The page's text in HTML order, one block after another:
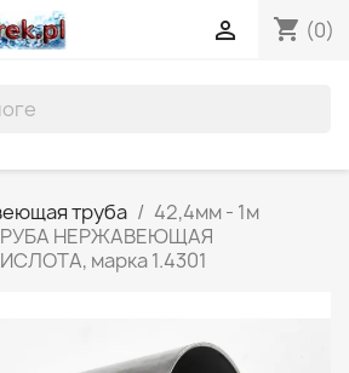
shopping_cart (0)

труба
42,4мм - 1м
НЕРЖАВЕЮЩАЯ
марка 1.4301